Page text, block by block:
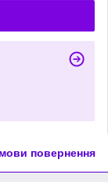
повернення